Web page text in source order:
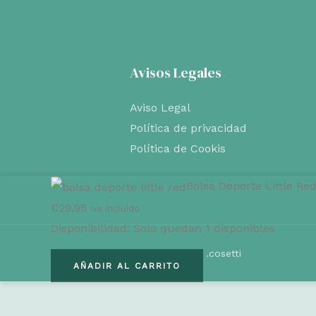
Avisos Legales
Aviso Legal
Política de privacidad
Política de Cookis
Copyright © 2026 . Powered by .cosetti
Bolsa Deporte Little Red
€29,95 iva incluído
Disponibilidad: Solo quedan 1 disponibles
Deporte
AÑADIR AL CARRITO